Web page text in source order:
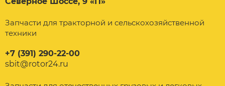
Запчасти для тракторной и сельскохозяйственной
техники
+7 (391) 290-22-00
sbit@rotor24.ru